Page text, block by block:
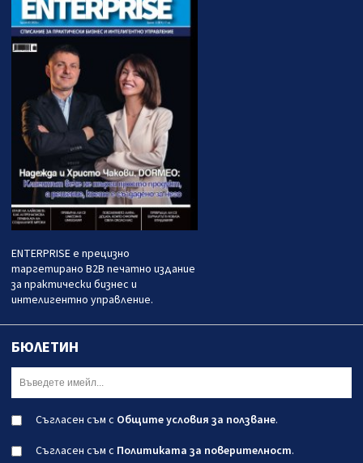
ENTERPRISE е прецизно
таргетирано B2B печатно издание
за практически бизнес и
интелигентно управление.
БЮЛЕТИН
Съгласен съм с Общите условия за ползване.
Съгласен съм с Политиката за поверителност.